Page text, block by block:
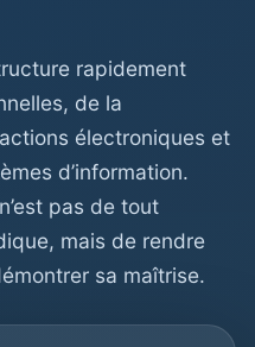
rapidement
de la
électroniques et
d’information.
pas de tout
mais de rendre
sa maîtrise.